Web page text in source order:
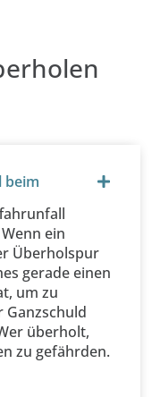
beim
ein
Überholspur
gerade einen
um zu
Ganzschuld
überholt,
zu gefährden.